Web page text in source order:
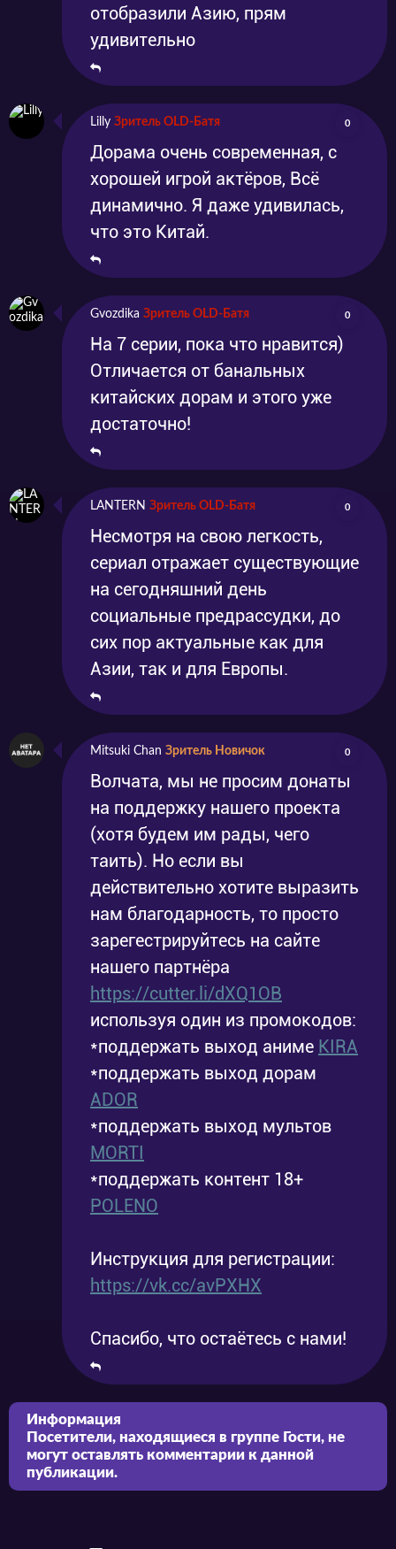
отобразили Азию, прям
удивительно
Lilly Зритель OLD-Батя 0
Дорама очень современная, с
хорошей игрой актёров, Всё
динамично. Я даже удивилась,
что это Китай.
Gvozdika Зритель OLD-Батя 0
На 7 серии, пока что нравится)
Отличается от банальных
китайских дорам и этого уже
достаточно!
LANTERN Зритель OLD-Батя 0
Несмотря на свою легкость,
сериал отражает существующие
на сегодняшний день
социальные предрассудки, до
сих пор актуальные как для
Азии, так и для Европы.
Mitsuki Chan Зритель Новичок 0
Волчата, мы не просим донаты
на поддержку нашего проекта
(хотя будем им рады, чего
таить). Но если вы
действительно хотите выразить
нам благодарность, то просто
зарегестрируйтесь на сайте
нашего партнёра
https://cutter.li/dXQ1OB
используя один из промокодов:
*поддержать выход аниме KIRA
*поддержать выход дорам
ADOR
*поддержать выход мультов
MORTI
*поддержать контент 18+
POLENO
Инструкция для регистрации:
https://vk.cc/avPXHX
Спасибо, что остаётесь с нами!
Информация
Посетители, находящиеся в группе Гости, не
могут оставлять комментарии к данной
публикации.